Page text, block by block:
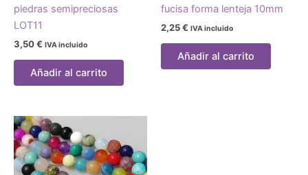
piedras semipreciosas
LOT11
3,50€ IVA incluido
Añadir al carrito
fucisa forma lenteja 10mm
2,25€ IVA incluido
Añadir al carrito